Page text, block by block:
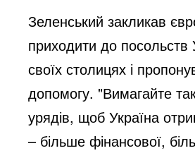
Зеленський закликав
приходити до посольств
своїх столицях і
допомогу. "Вимагайте
урядів, щоб Україна
– більше фінансової,